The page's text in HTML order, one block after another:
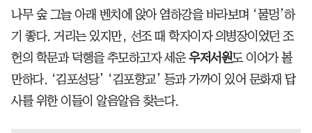
나무 숲 그늘 아래 벤치에 앉아 염하강을 바라보며 ‘물멍’하
기 좋다. 거리는 있지만, 선조 때 학자이자 의병장이었던 조
헌의 학문과 덕행을 추모하고자 세운 우저서원도 이어가 볼
만하다. ‘김포성당’ ‘김포향교’ 등과 가까이 있어 문화재 답
사를 위한 이들이 알음알음 찾는다.